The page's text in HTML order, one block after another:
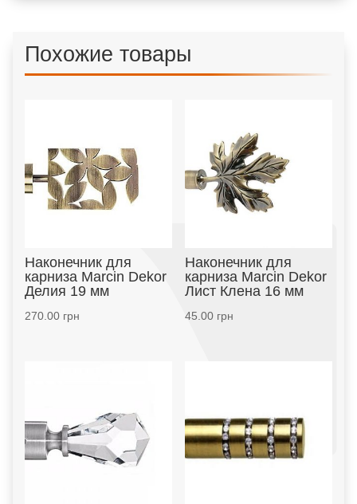
Похожие товары
Наконечник для
карниза Marcin Dekor
Делия 19 мм
270.00грн
Наконечник для
карниза Marcin Dekor
Лист Клена 16 мм
45.00грн